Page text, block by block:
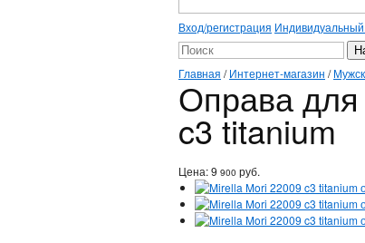
Вход/регистрация Индивидуальный
Главная /Интернет-магазин /
Оправа для
c3 titanium
Цена:9 900 руб.